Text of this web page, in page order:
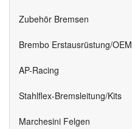
Zubehör Bremsen
Brembo Erstausrüstung/OEM
AP-Racing
Stahlflex-Bremsleitung/Kits
Marchesini Felgen